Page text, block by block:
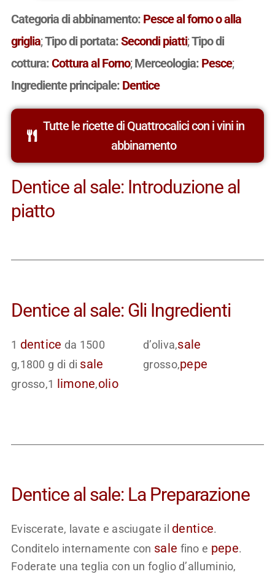
Categoria di abbinamento: Pesce al forno o alla
griglia;Tipo di portata:Secondi piatti;Tipo di
cottura:Cottura al Forno;Merceologia: Pesce;
Ingrediente principale: Dentice
Tutte le ricette di Quattrocalici con i vini in
abbinamento
Dentice al sale: Introduzione al
piatto
Dentice al sale: Gli Ingredienti
1 dentice da 1500
g,1800 g di di sale
grosso,1 limone,olio
d’oliva,sale
grosso,pepe
Dentice al sale: La Preparazione
Eviscerate, lavate e asciugate il dentice.
Conditelo internamente con sale fino e pepe.
Foderate una teglia con un foglio d’alluminio,